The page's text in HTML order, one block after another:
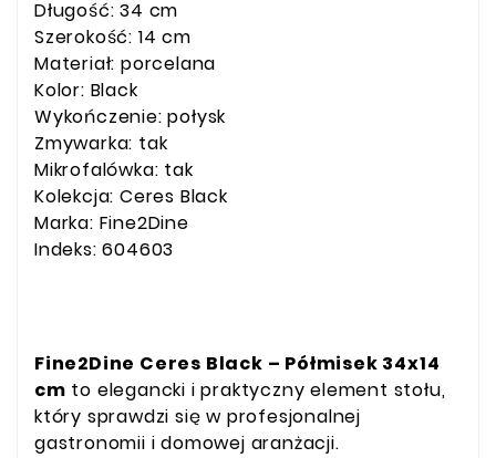
Długość: 34 cm
Szerokość: 14 cm
Materiał: porcelana
Kolor: Black
Wykończenie: połysk
Zmywarka: tak
Mikrofalówka: tak
Kolekcja: Ceres Black
Marka: Fine2Dine
Indeks: 604603
Fine2Dine Ceres Black – Półmisek 34x14
cm to elegancki i praktyczny element stołu,
który sprawdzi się w profesjonalnej
gastronomii i domowej aranżacji.